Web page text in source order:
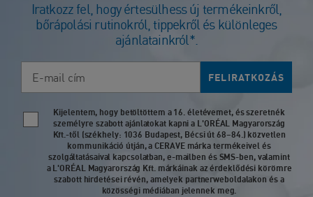
Iratkozz fel, hogy értesülhess új termékeinkről,
bőrápolási rutinokról, tippekről és különleges
ajánlatainkról*.
FELIRATKOZÁS
Newsletter policy
Kijelentem, hogy betöltöttem a 16. életévemet, és szeretnék
személyre szabott ajánlatokat kapni a L'ORÉAL Magyarország
Kft.-től (székhely: 1036 Budapest, Bécsi út 68–84.) közvetlen
kommunikáció útján, a CERAVE márka termékeivel és
szolgáltatásaival kapcsolatban, e-mailben és SMS-ben, valamint
a L'ORÉAL Magyarország Kft. márkáinak az érdeklődési körömre
szabott hirdetései révén, amelyek partnerweboldalakon és a
közösségi médiában jelennek meg.